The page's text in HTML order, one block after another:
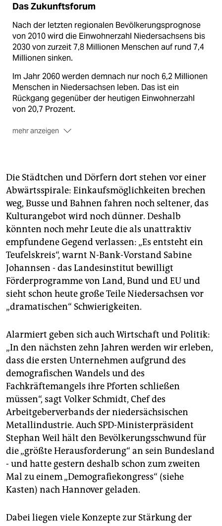
Das Zukunftsforum
Nach der letzten regionalen Bevölkerungsprognose
von 2010 wird die Einwohnerzahl Niedersachsens bis
2030 von zurzeit 7,8 Millionen Menschen auf rund 7,4
Millionen sinken.
Im Jahr 2060 werden demnach nur noch 6,2 Millionen
Menschen in Niedersachsen leben. Das ist ein
Rückgang gegenüber der heutigen Einwohnerzahl
von 20,7 Prozent.
mehr anzeigen
Vorschläge zu erarbeiten.
Um Bildung und Mobilität ging es im vergangenen
Jahr, im kommenden Jahr sollen sich die Fachleute
den Städten und Dörfern im ländlichen Raum widmen.
Beim Demografie-Kongress forderte Niedersachsens
Ministerpräsident Stephan Weil (SPD) junge Familien
auf, sich für ein Leben auf dem Lande zu interessieren.
Die Städtchen und Dörfern dort stehen vor einer
Abwärtsspirale: Einkaufsmöglichkeiten brechen
weg, Busse und Bahnen fahren noch seltener, das
Kulturangebot wird noch dünner. Deshalb
könnten noch mehr Leute die als unattraktiv
empfundene Gegend verlassen: „Es entsteht ein
Teufelskreis“, warnt N-Bank-Vorstand Sabine
Johannsen - das Landesinstitut bewilligt
Förderprogramme von Land, Bund und EU und
sieht schon heute große Teile Niedersachsen vor
„dramatischen“ Schwierigkeiten.
Alarmiert geben sich auch Wirtschaft und Politik:
„In den nächsten zehn Jahren werden wir erleben,
dass die ersten Unternehmen aufgrund des
demografischen Wandels und des
Fachkräftemangels ihre Pforten schließen
müssen“, sagt Volker Schmidt, Chef des
Arbeitgeberverbands der niedersächsischen
Metallindustrie. Auch SPD-Ministerpräsident
Stephan Weil hält den Bevölkerungsschwund für
die „größte Herausforderung“ an sein Bundesland
- und hatte gestern deshalb schon zum zweiten
Mal zu einem „Demografiekongress“ (siehe
Kasten) nach Hannover geladen.
Dabei liegen viele Konzepte zur Stärkung der